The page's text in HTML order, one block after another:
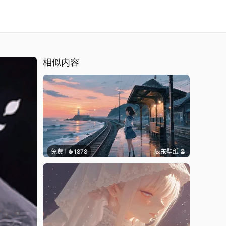
相似内容
免费 1878 辰东壁纸